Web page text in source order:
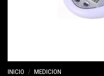
INICIO / MEDICION